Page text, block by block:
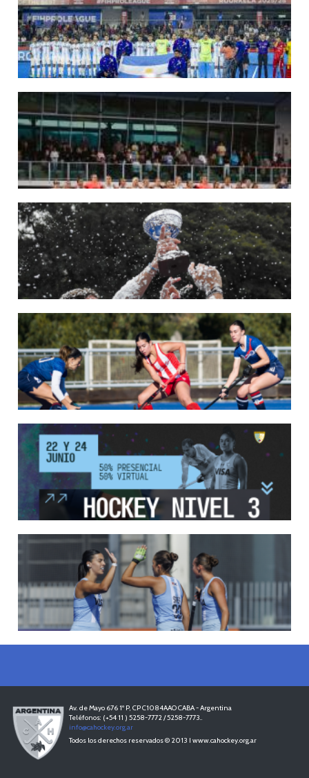
Del 15 al 30 de agosto disputarán el Mundial 2026 en Países Bajos y Bélgica.
LEER MÁS
29/05/2026
LOS LEONES CONVOCADOS PARA LA VENTANA EUROPEA DE P...
En junio, el seleccionado nacional disputará las últimas dos ventanas de Pro
League 2025-26 en Inglaterra y Alemania.
LEER MÁS
22/05/2026
LAS LEONAS CONVOCADAS PARA LA VENTANA EUROPEA DE P...
En junio, el seleccionado nacional disputará las últimas dos ventanas de Pro
League 2025-26 en Bélgica e Inglaterra.
18/05/2026
SE DEFINIERON LOS CAMPEONES DE LA PRIMERA FASE DE ...
Del 13 al 17 de mayo se llevó a cabo el torneo que reúne a los mejores clubes del
país.
LEER MÁS
13/05/2026
EN MARCHA LA PRIMERA FASE DE LA SUPERLIGA DE HOCKE...
Del 13 al 17 de mayo los mejores clubes del país se enfrentan durante 5 días en
todo el territorio nacional
LEER MÁS
12/05/2026
INSCRIPCIONES ABIERTAS AL CURSO DE TÉCNICO NACIONA...
Del 11 al 15 de mayo se realizará el período de pre-inscripción.
18/04/2026
LEER MÁS
Av. de Mayo 676 1º P, CP C1084AAO CABA - Argentina
Teléfonos: (+54 11 ) 5258-7772 / 5258-7773..
info@cahockey.org.ar
Todos los derechos reservados © 2013 I www.cahockey.org.ar